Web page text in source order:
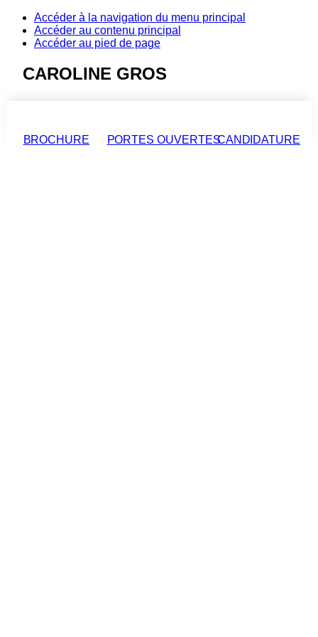
Accéder à la navigation du menu principal
Accéder au contenu principal
Accéder au pied de page
CAROLINE GROS
BROCHURE PORTES OUVERTESCANDIDATURE